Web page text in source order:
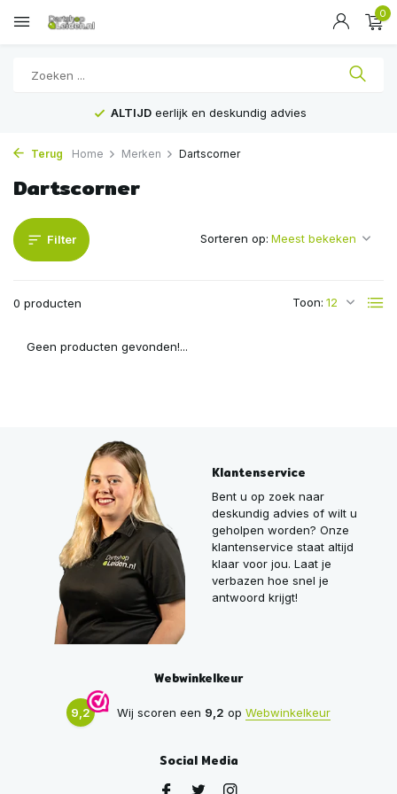
0
ALTIJD eerlijk en deskundig advies
Terug Home Merken Dartscorner
Dartscorner
Filter
0 producten Toon:
Sorteren op:
Geen producten gevonden!...
Klantenservice
Bent u op zoek naar
deskundig advies of wilt u
geholpen worden? Onze
klantenservice staat altijd
klaar voor jou. Laat je
verbazen hoe snel je
antwoord krijgt!
Webwinkelkeur
9,2 Wij scoren een 9,2 op Webwinkelkeur
Social Media